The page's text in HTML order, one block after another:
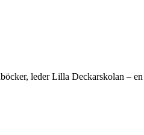
leder Lilla Deckarskolan –